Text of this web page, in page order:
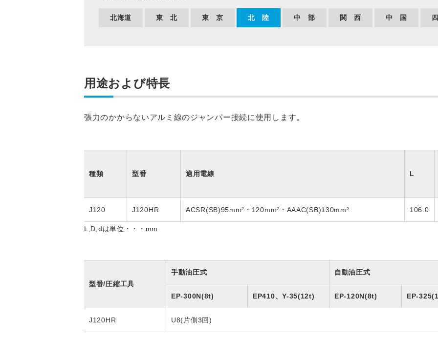
北海道 東 北 東 京 北 陸 中 部 関 西 中 国
用途および特長
張力のかからないアルミ線のジャンパー接続に使用します。
種類 型番 適用電線 L
J120 J120HR ACSR(SB)95mm²・120mm²・AAAC(SB)130mm² 106.0
L,D,dは単位・・・mm
型番/圧縮工具
手動油圧式 自動油圧式
EP-300N(8t) EP410、Y-35(12t) EP-120N(8t) EP-
J120HR U8(片側3回)